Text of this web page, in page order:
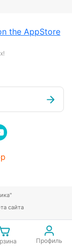
Профиль
сайта